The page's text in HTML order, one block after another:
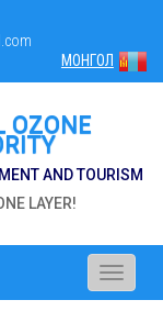
МОНГОЛ
OZONE
AND TOURISM
LAYER!
Toggle